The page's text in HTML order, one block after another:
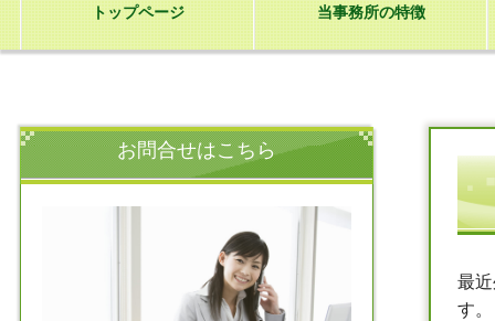
トップページ 当事務所の特徴
最
す。
お問合せはこちら